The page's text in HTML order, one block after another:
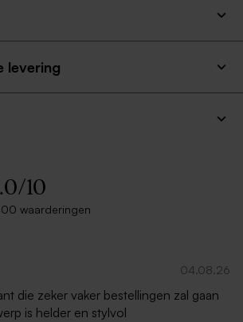
Lichtblauwe envelop
levering
/10
waarderingen
04.08.26
die zeker vaker bestellingen zal gaan
is helder en stylvol